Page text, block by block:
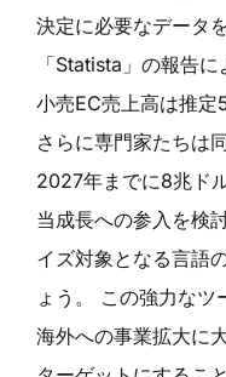
決定に必要なデータ
「Statista」の報告
小売EC売上高は推定
さらに専門家たちは
2027年までに8兆ド
当成長への参入を検
イズ対象となる言語
ょう。 この強力なツ
海外への事業拡大に